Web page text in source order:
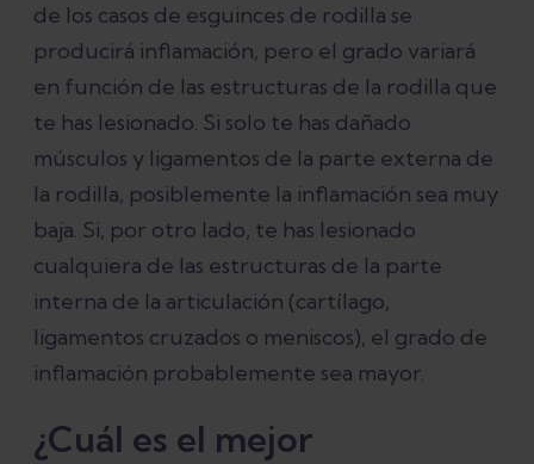
de los casos de esguinces de rodilla se
producirá inflamación, pero el grado variará
en función de las estructuras de la rodilla que
te has lesionado. Si solo te has dañado
músculos y ligamentos de la parte externa de
la rodilla, posiblemente la inflamación sea muy
baja. Si, por otro lado, te has lesionado
cualquiera de las estructuras de la parte
interna de la articulación (cartílago,
ligamentos cruzados o meniscos), el grado de
inflamación probablemente sea mayor.
¿Cuál es el mejor